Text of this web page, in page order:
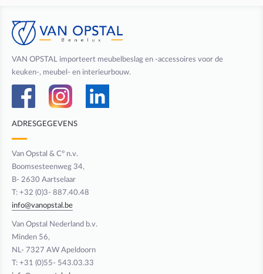
VAN OPSTAL importeert meubelbeslag en -accessoires voor de
keuken-, meubel- en interieurbouw.
ADRESGEGEVENS
Van Opstal & C° n.v.
Boomsesteenweg 34,
B- 2630 Aartselaar
T: +32 (0)3- 887.40.48
info@vanopstal.be
Van Opstal Nederland b.v.
Minden 56,
NL- 7327 AW Apeldoorn
T: +31 (0)55- 543.03.33